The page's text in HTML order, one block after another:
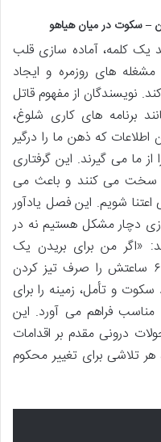
– سکوت در میان هیاهو
یک کلمه، آماده سازی قلب
های روزمره و ایجاد
نویسندگان از مفهوم قاتل
برنامه های کاری شلوغ،
که ذهن ما را درگیر
ما می گیرند. این گرفتاری
سخت می کنند و باعث می
شویم. این فصل یادآور
دچار مشکل هستیم نه در
«اگر من برای بریدن یک
درخت ۸ ساعت وقت داشته باشم، ۶ ساعتش را صرف تیز کردن
و تأمل، زمینه را برای
فراهم می آورد. این
درونی مقدم بر اقدامات
تلاشی برای تغییر محکوم